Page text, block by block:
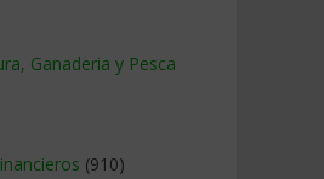
Ganaderia y Pesca
(910)